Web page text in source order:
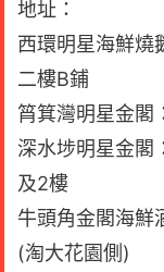
地址：
西環明星海鮮燒
二樓B鋪
筲箕灣明星金閣
深水埗明星金閣
及2樓
牛頭角金閣海鮮
(淘大花園側)